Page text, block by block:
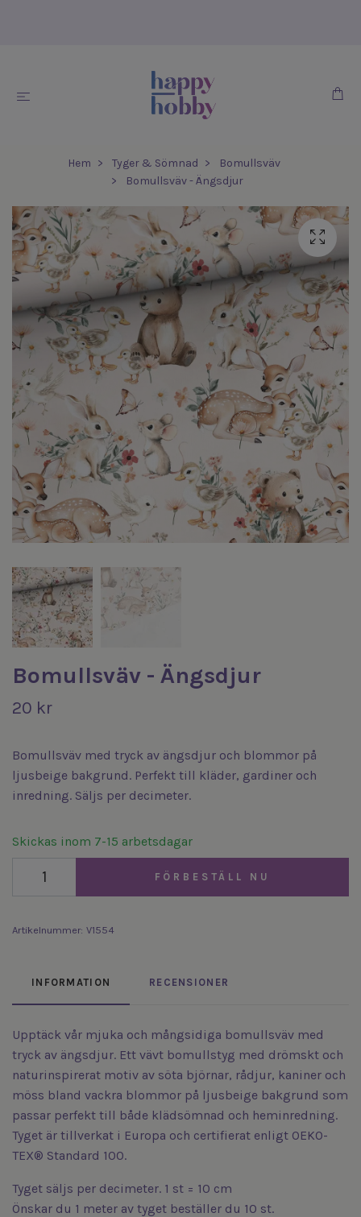
Hem Tyger & Sömnad
Bomullsväv
Bomullsväv - Ängsdjur
Bomullsväv - Ängsdjur
20 kr
Bomullsväv med tryck av ängsdjur och blommor på
ljusbeige bakgrund. Perfekt till kläder, gardiner och
inredning. Säljs per decimeter.
Skickas inom 7-15 arbetsdagar
FÖRBESTÄLL NU
Artikelnummer: V1554
INFORMATION RECENSIONER
Upptäck vår mjuka och mångsidiga bomullsväv med
tryck av ängsdjur. Ett vävt bomullstyg med drömskt och
naturinspirerat motiv av söta björnar, rådjur, kaniner och
möss bland vackra blommor på ljusbeige bakgrund som
passar perfekt till både klädsömnad och heminredning.
Tyget är tillverkat i Europa och certifierat enligt OEKO-
TEX® Standard 100.
Tyget säljs per decimeter. 1 st = 10 cm
Önskar du 1 meter av tyget beställer du 10 st.